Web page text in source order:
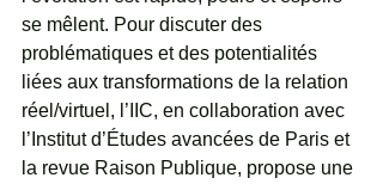
se mêlent. Pour discuter des
problématiques et des potentialités
liées aux transformations de la relation
réel/virtuel, l’IIC, en collaboration avec
l’Institut d’Études avancées de Paris et
la revue Raison Publique, propose une